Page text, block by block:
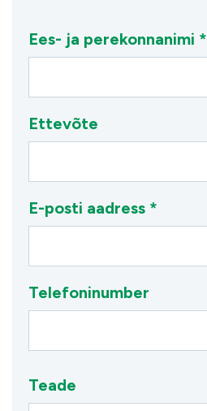
Ees- ja perekonnanimi *
Ettevõte
E-posti aadress *
Telefoninumber
Teade